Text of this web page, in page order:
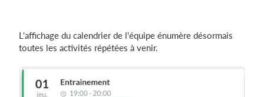
L'affichage du calendrier de l'équipe énumère désormais
toutes les activités répétées à venir.